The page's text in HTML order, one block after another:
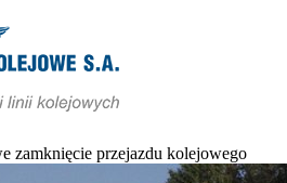
zamknięcie przejazdu kolejowego